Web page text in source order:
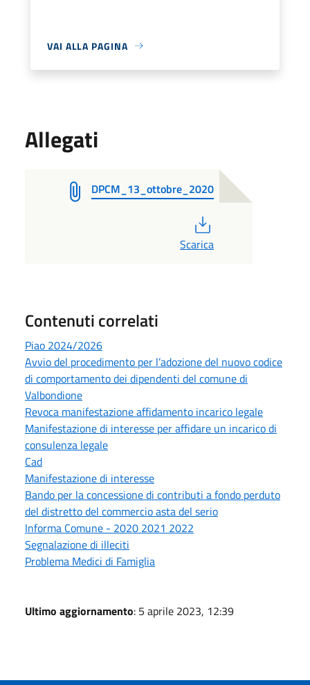
VAI ALLA PAGINA
Allegati
DPCM_13_ottobre_2020
Scarica
Contenuti correlati
Piao 2024/2026
Avvio del procedimento per l’adozione del nuovo codice
di comportamento dei dipendenti del comune di
Valbondione
Revoca manifestazione affidamento incarico legale
Manifestazione di interesse per affidare un incarico di
consulenza legale
Cad
Manifestazione di interesse
Bando per la concessione di contributi a fondo perduto
del distretto del commercio asta del serio
Informa Comune - 2020 2021 2022
Segnalazione di illeciti
Problema Medici di Famiglia
Ultimo aggiornamento: 5 aprile 2023, 12:39